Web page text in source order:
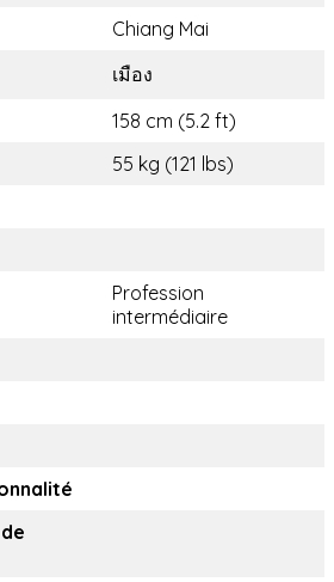
Chiang Mai
เมือง
158 cm (5.2 ft)
55 kg (121 lbs)
Profession
intermédiaire